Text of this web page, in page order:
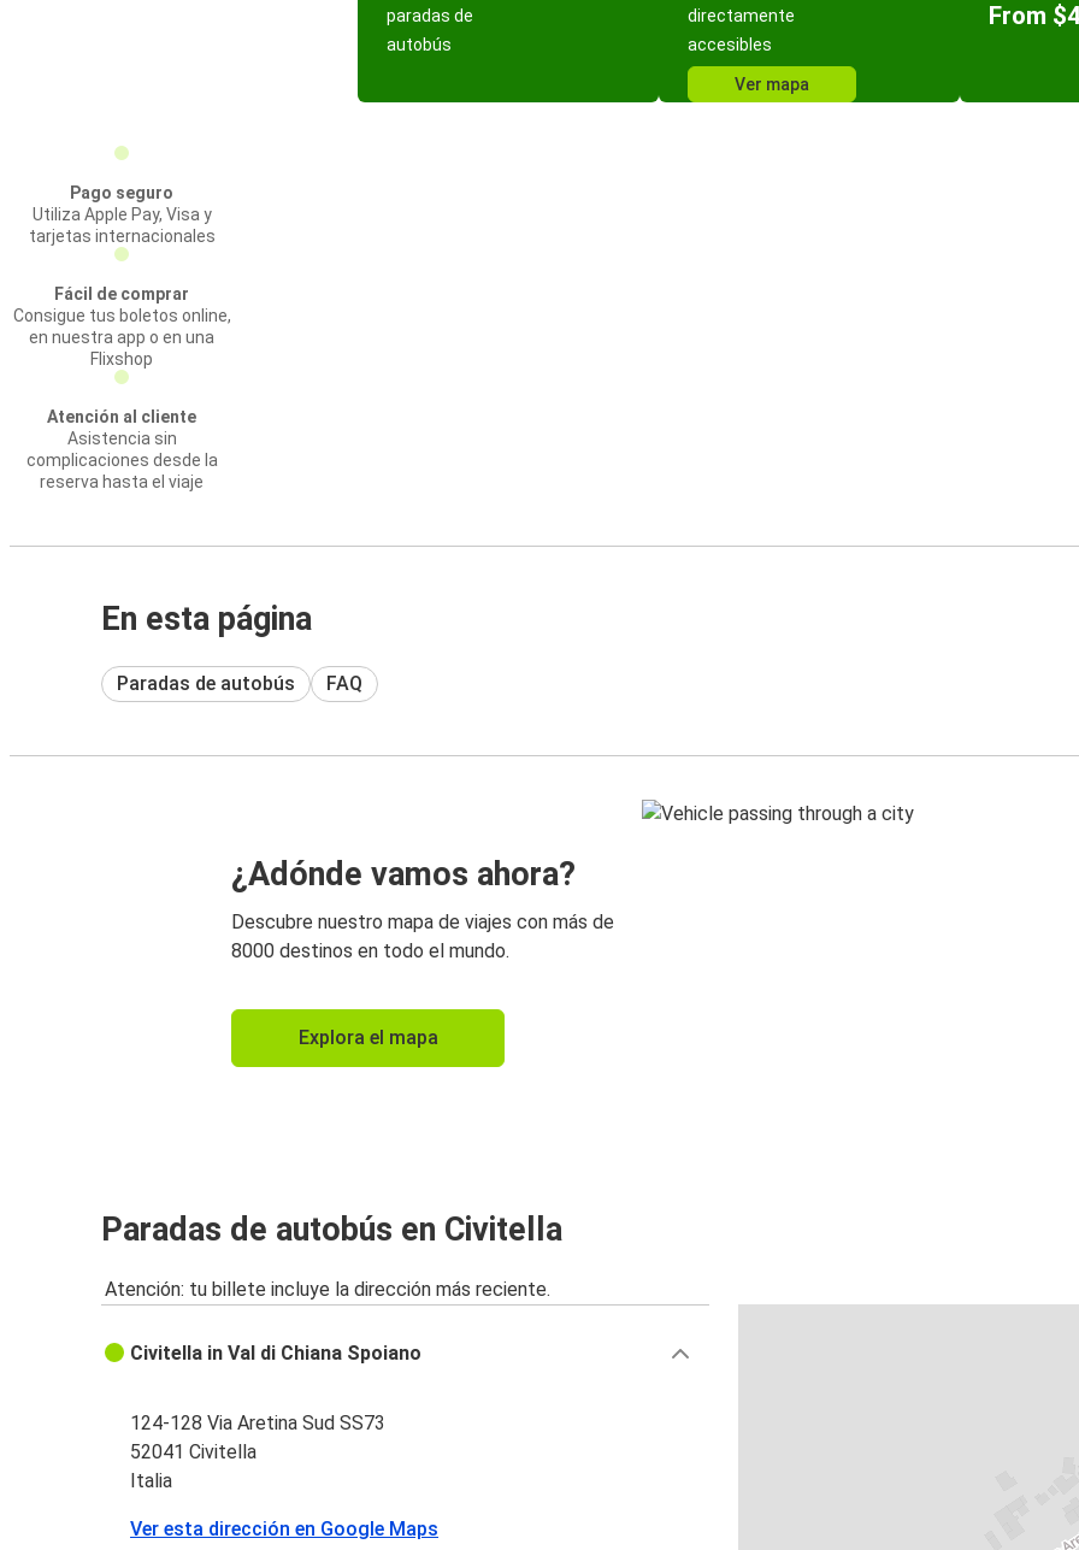
paradas de
autobús
directamente
accesibles
Ver mapa
From
Pago seguro
Utiliza Apple Pay, Visa y
tarjetas internacionales
Fácil de comprar
Consigue tus boletos online,
en nuestra app o en una
Flixshop
Atención al cliente
Asistencia sin
complicaciones desde la
reserva hasta el viaje
En esta página
Paradas de autobús FAQ
¿Adónde vamos ahora?
Descubre nuestro mapa de viajes con más de
8000 destinos en todo el mundo.
Explora el mapa
Paradas de autobús en Civitella
Atención: tu billete incluye la dirección más reciente.
Civitella in Val di Chiana Spoiano
124-128 Via Aretina Sud SS73
52041 Civitella
Italia
Ver esta dirección en Google Maps